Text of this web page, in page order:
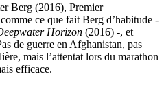
Berg (2016), Premier
ce que fait Berg d’habitude -
Horizon (2016) -, et
de guerre en Afghanistan, pas
mais l’attentat lors du marathon
efficace.